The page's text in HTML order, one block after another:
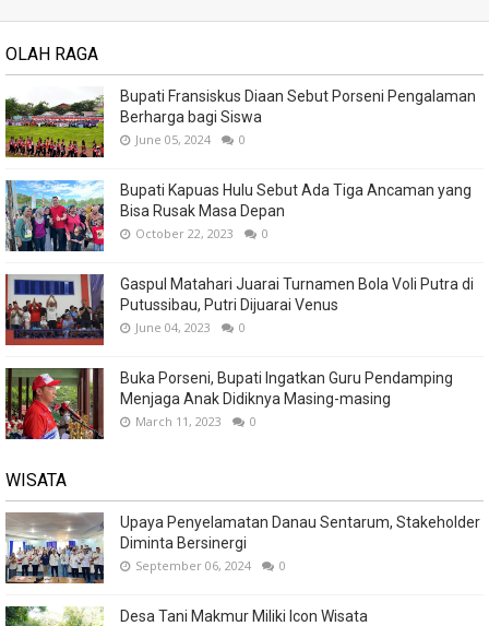
OLAH RAGA
Bupati Fransiskus Diaan Sebut Porseni Pengalaman
Berharga bagi Siswa
June 05, 2024 0
Bupati Kapuas Hulu Sebut Ada Tiga Ancaman yang
Bisa Rusak Masa Depan
October 22, 2023 0
Gaspul Matahari Juarai Turnamen Bola Voli Putra di
Putussibau, Putri Dijuarai Venus
June 04, 2023 0
Buka Porseni, Bupati Ingatkan Guru Pendamping
Menjaga Anak Didiknya Masing-masing
March 11, 2023 0
WISATA
Upaya Penyelamatan Danau Sentarum, Stakeholder
Diminta Bersinergi
September 06, 2024 0
Desa Tani Makmur Miliki Icon Wisata